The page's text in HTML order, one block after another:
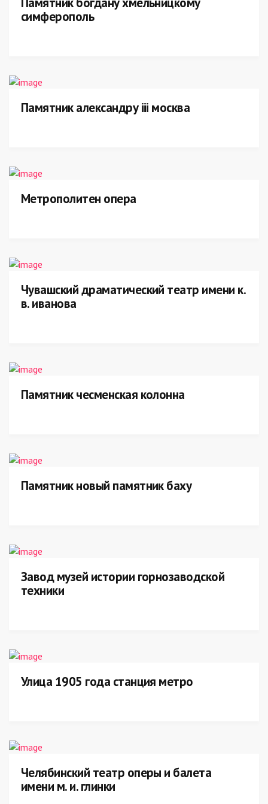
симферополь
Памятник александру iii москва
Метрополитен опера
Чувашский драматический театр имени к.
в. иванова
Памятник чесменская колонна
Памятник новый памятник баху
Завод музей истории горнозаводской
техники
Улица 1905 года станция метро
Челябинский театр оперы и балета
имени м. и. глинки